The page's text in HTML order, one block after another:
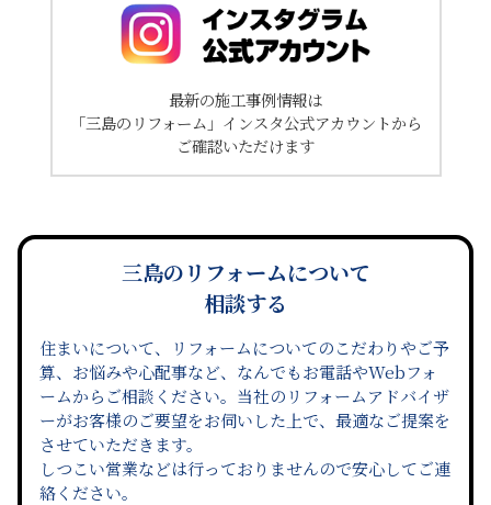
最新の施工事例情報は
「三島のリフォーム」インスタ公式アカウントから
ご確認いただけます
三島のリフォームについて
相談する
住まいについて、リフォームについてのこだわりやご予
算、お悩みや心配事など、なんでもお電話やWebフォ
ームからご相談ください。当社のリフォームアドバイザ
ーがお客様のご要望をお伺いした上で、最適なご提案を
させていただきます。
しつこい営業などは行っておりませんので安心してご連
絡ください。